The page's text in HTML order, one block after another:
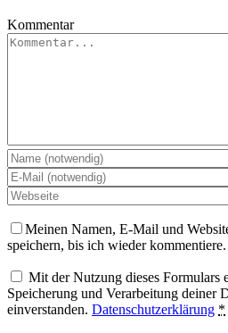
Kommentar
Meinen Namen, E-Mail und
speichern, bis ich wieder kommentiere.
Mit der Nutzung dieses Formulars
Speicherung und Verarbeitung deiner
einverstanden. Datenschutzerklärung *